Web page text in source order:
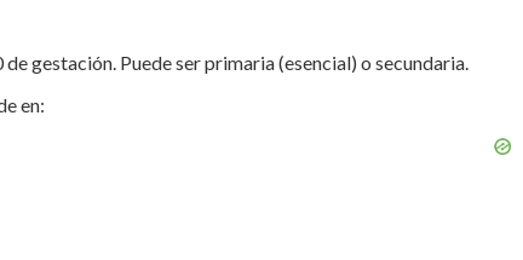
gestación. Puede ser primaria (esencial) o secundaria.
en: